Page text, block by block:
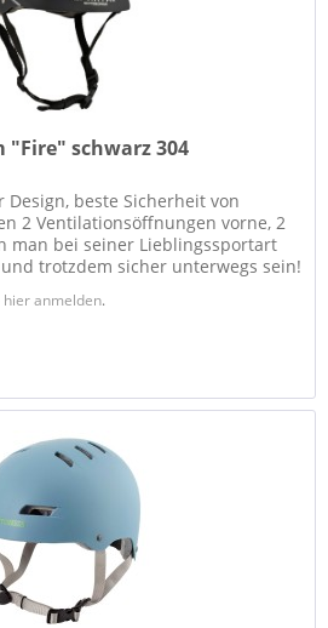
"Fire" schwarz 304
Design, beste Sicherheit von
2 Ventilationsöffnungen vorne, 2
man bei seiner Lieblingssportart
trotzdem sicher unterwegs sein!
hier anmelden.